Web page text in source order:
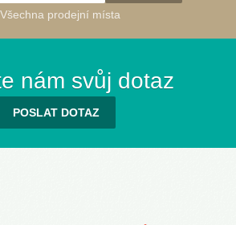
Všechna prodejní místa
nám svůj dotaz
POSLAT DOTAZ